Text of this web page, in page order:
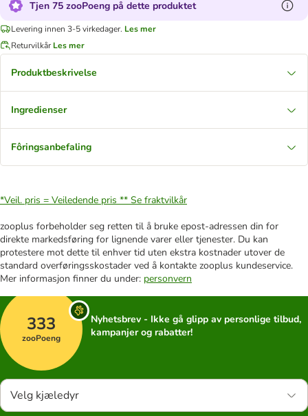
Tjen 75 zooPoeng på dette produktet
Levering innen 3-5 virkedager. Les mer
Returvilkår Les mer
Produktbeskrivelse
Ingredienser
Fôringsanbefaling
*Veil. pris = Veiledende pris ** Se fraktvilkår
zooplus forbeholder seg retten til å bruke epost-adressen din for
direkte markedsføring for lignende varer eller tjenester. Du kan
protestere mot dette til enhver tid uten ekstra kostnader utover de
standard overføringsskostader ved å kontakte zooplus kundeservice.
Mer informasjon finner du under: personvern
333
zooPoeng
Nyhetsbrev - Ikke gå glipp av personlige tilbud,
kampanjer og rabatter!
Velg kjæledyr